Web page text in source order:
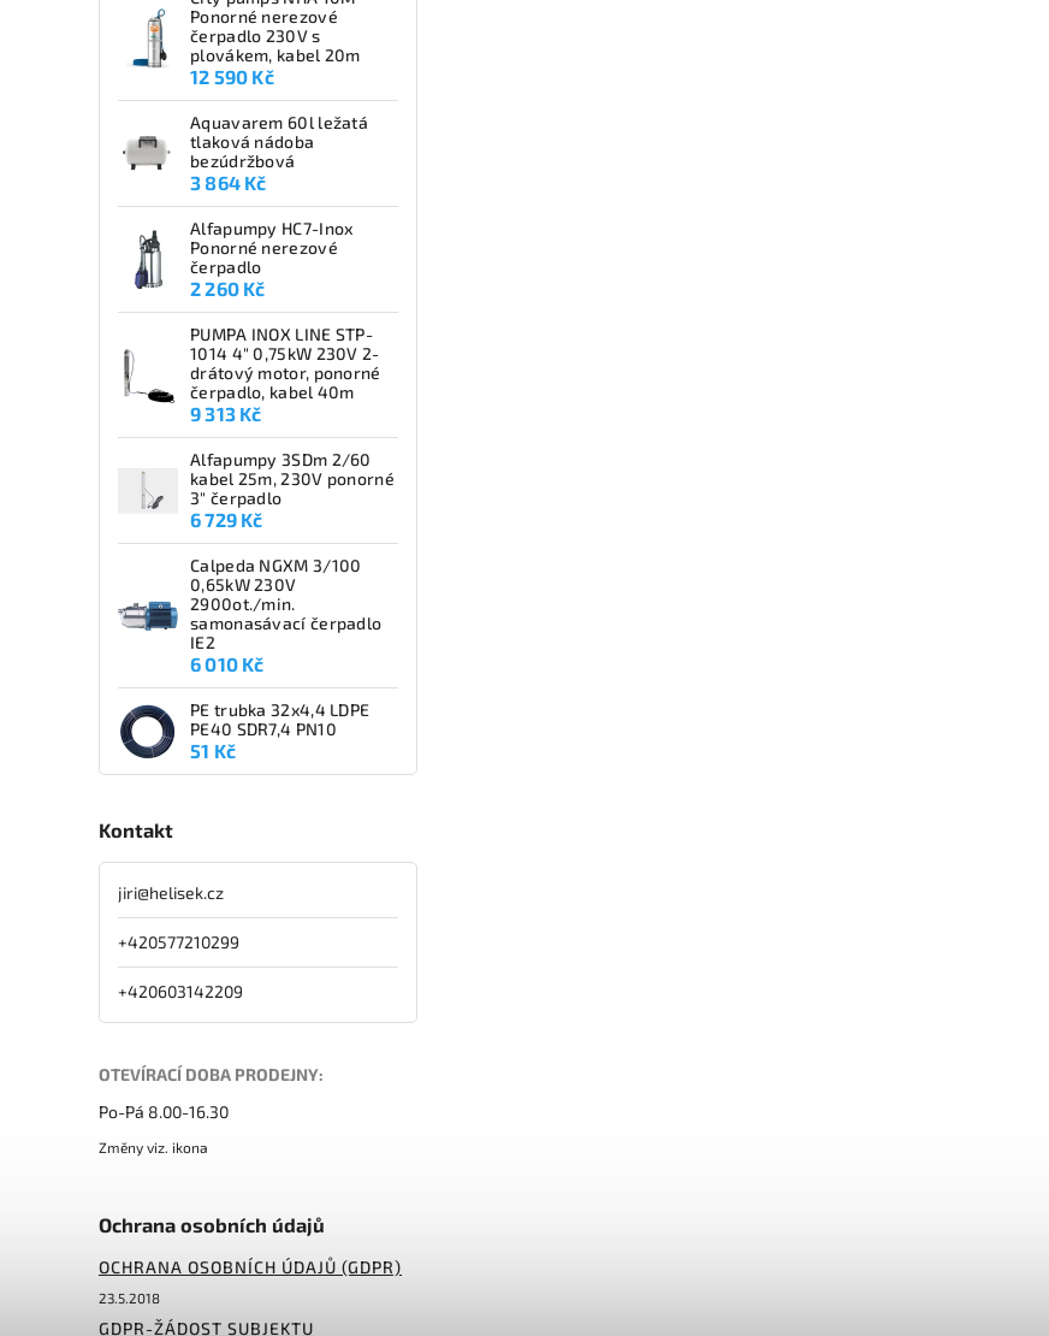
Ponorné nerezové
čerpadlo 230V s
plovákem, kabel 20m
12 590 Kč
Aquavarem 60l ležatá
tlaková nádoba
bezúdržbová
3 864 Kč
Alfapumpy HC7-Inox
Ponorné nerezové
čerpadlo
2 260 Kč
PUMPA INOX LINE STP-
1014 4" 0,75kW 230V 2-
drátový motor, ponorné
čerpadlo, kabel 40m
9 313 Kč
Alfapumpy 3SDm 2/60
kabel 25m, 230V ponorné
3" čerpadlo
6 729 Kč
Calpeda NGXM 3/100
0,65kW 230V
2900ot./min.
samonasávací čerpadlo
IE2
6 010 Kč
PE trubka 32x4,4 LDPE
PE40 SDR7,4 PN10
51 Kč
Kontakt
jiri@helisek.cz
+420577210299
+420603142209
OTEVÍRACÍ DOBA PRODEJNY:
Po-Pá 8.00-16.30
Změny viz. ikona
Ochrana osobních údajů
OCHRANA OSOBNÍCH ÚDAJŮ (GDPR)
23.5.2018
GDPR-ŽÁDOST SUBJEKTU